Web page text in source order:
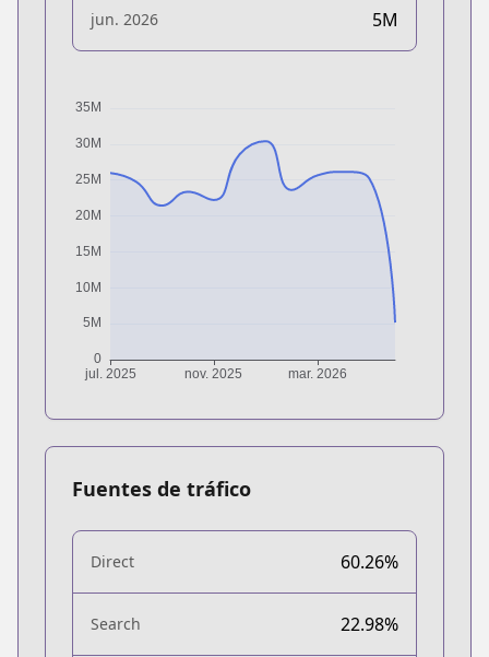
jun. 2026 5M
Fuentes de tráfico
Direct 60.26%
Search 22.98%